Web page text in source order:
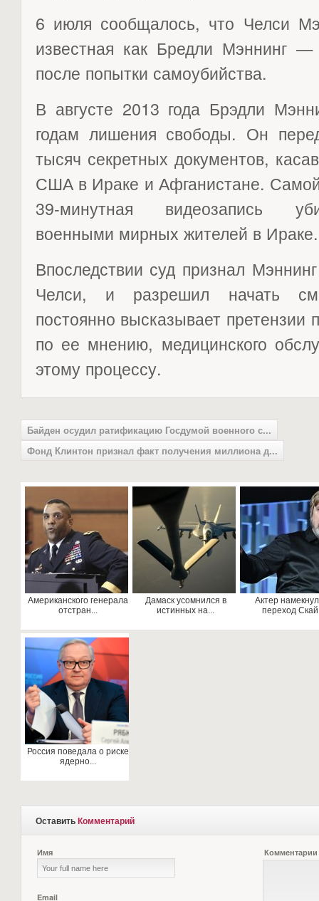
6 июля сообщалось, что Челси
известная как Бредли Мэннинг —
после попытки самоубийства.
В августе 2013 года Брэдли
годам лишения свободы. Он
тысяч секретных документов,
США в Ираке и Афганистане. Самой
39-минутная видеозапись
военными мирных жителей в Ираке.
Впоследствии суд признал
Челси, и разрешил начать
постоянно высказывает претензии
по ее мнению, медицинского
этому процессу.
Байден осудил ратификацию Госдумой военного с...
Фонд Клинтон признал факт получения миллиона д...
Американского генерала
отстран...
Дамаск усомнился в
истинных на...
Актер
переход
Россия поведала о риске
ядерно...
ОставитьКомментарий
Имя
Email
Комментарии